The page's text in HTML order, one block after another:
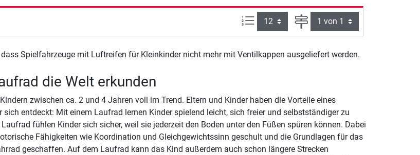
Artikel pro Seite: Seite
dass Spielfahrzeuge mit Luftreifen für Kleinkinder nicht mehr mit Ventilkappen ausgeliefert werden.
die Welt erkunden
zwischen ca. 2 und 4 Jahren voll im Trend. Eltern und Kinder haben die Vorteile eines
entdeckt: Mit einem Laufrad lernen Kinder spielend leicht, sich freier und selbstständiger zu
fühlen Kinder sich sicher, weil sie jederzeit den Boden unter den Füßen spüren können. Dabei
Fähigkeiten wie Koordination und Gleichgewichtssinn geschult und die Grundlagen für das
geschaffen. Auf dem Laufrad kann das Kind außerdem auch schon längere Strecken